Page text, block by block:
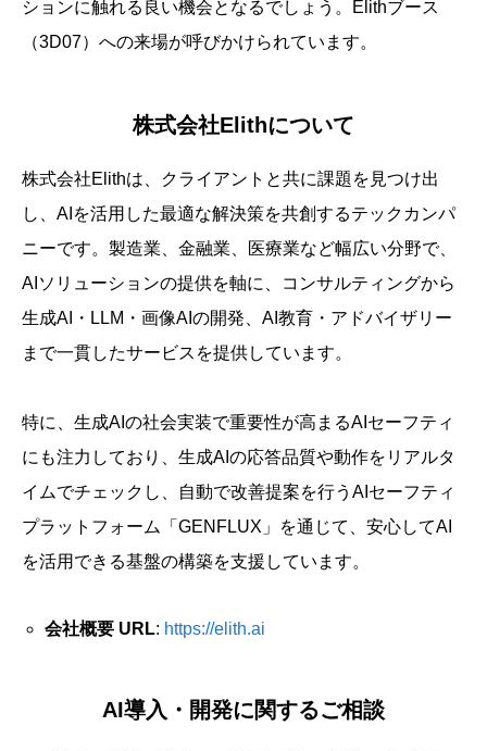
ションに触れる良い機会となるでしょう。Elithブース
（3D07）への来場が呼びかけられています。
株式会社Elithについて
株式会社Elithは、クライアントと共に課題を見つけ出
し、AIを活用した最適な解決策を共創するテックカンパ
ニーです。製造業、金融業、医療業など幅広い分野で、
AIソリューションの提供を軸に、コンサルティングから
生成AI・LLM・画像AIの開発、AI教育・アドバイザリー
まで一貫したサービスを提供しています。
特に、生成AIの社会実装で重要性が高まるAIセーフティ
にも注力しており、生成AIの応答品質や動作をリアルタ
イムでチェックし、自動で改善提案を行うAIセーフティ
プラットフォーム「GENFLUX」を通じて、安心してAI
を活用できる基盤の構築を支援しています。
会社概要 URL: https://elith.ai
AI導入・開発に関するご相談